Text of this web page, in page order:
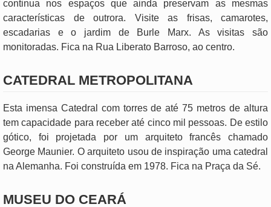
continua nos espaços que ainda preservam as mesmas
características de outrora. Visite as frisas, camarotes,
escadarias e o jardim de Burle Marx. As visitas são
monitoradas. Fica na Rua Liberato Barroso, ao centro.
CATEDRAL METROPOLITANA
Esta imensa Catedral com torres de até 75 metros de altura
tem capacidade para receber até cinco mil pessoas. De estilo
gótico, foi projetada por um arquiteto francês chamado
George Maunier. O arquiteto usou de inspiração uma catedral
na Alemanha. Foi construída em 1978. Fica na Praça da Sé.
MUSEU DO CEARÁ